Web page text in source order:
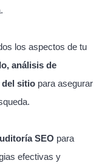
los aspectos de tu
análisis de
del sitio para asegurar
SEO para
efectivas y